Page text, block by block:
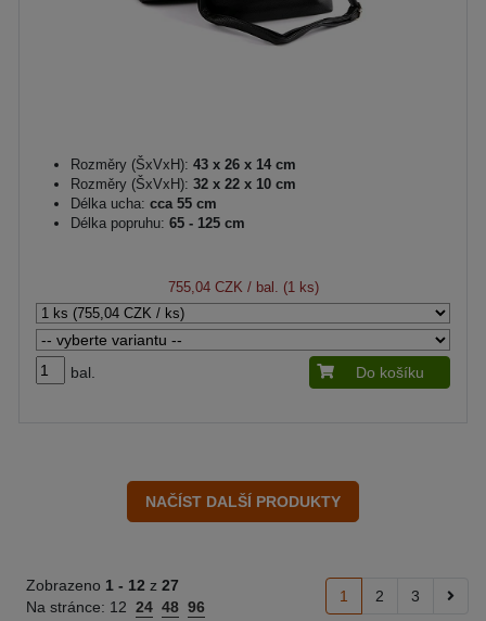
Rozměry (ŠxVxH): 43 x 26 x 14 cm
Rozměry (ŠxVxH): 32 x 22 x 10 cm
Délka ucha: cca 55 cm
Délka popruhu: 65 - 125 cm
755,04 CZK / bal. (1 ks)
bal. Do košíku
Zobrazeno 1 - 12 z 27
Na stránce: 12 24 48 96
1 2 3